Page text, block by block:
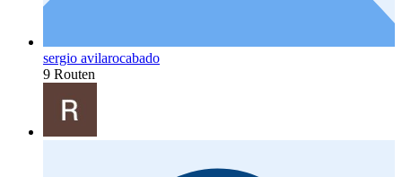
sergio avilarocabado
9 Routen